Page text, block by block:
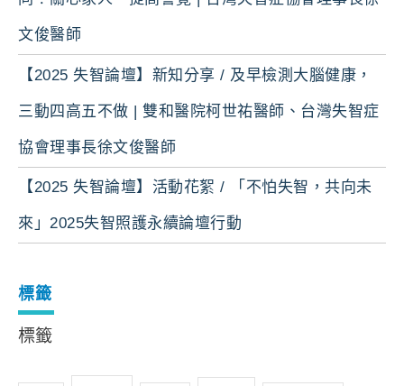
文俊醫師
【2025 失智論壇】新知分享 / 及早檢測大腦健康，
三動四高五不做 | 雙和醫院柯世祐醫師、台灣失智症
協會理事長徐文俊醫師
【2025 失智論壇】活動花絮 / 「不怕失智，共向未
來」2025失智照護永續論壇行動
標籤
標籤